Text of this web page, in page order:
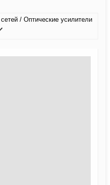
/ Оптические усилители